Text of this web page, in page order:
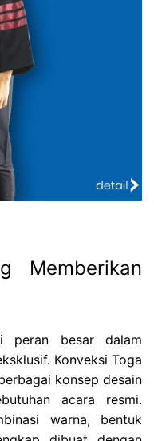
Memberikan
peran besar dalam
Konveksi Toga
konsep desain
acara resmi.
warna, bentuk